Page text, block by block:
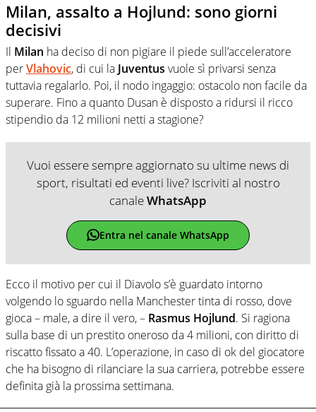
Milan, assalto a Hojlund: sono giorni
decisivi
Il Milan ha deciso di non pigiare il piede sull’acceleratore
perVlahovic, di cui la Juventus vuole sì privarsi senza
tuttavia regalarlo. Poi, il nodo ingaggio: ostacolo non facile da
superare. Fino a quanto Dusan è disposto a ridursi il ricco
stipendio da 12 milioni netti a stagione?
Vuoi essere sempre aggiornato su ultime news di
sport, risultati ed eventi live? Iscriviti al nostro
canaleWhatsApp
Entra nel canale WhatsApp
Ecco il motivo per cui il Diavolo s’è guardato intorno
volgendo lo sguardo nella Manchester tinta di rosso, dove
gioca – male, a dire il vero, – Rasmus Hojlund. Si ragiona
sulla base di un prestito oneroso da 4 milioni, con diritto di
riscatto fissato a 40. L’operazione, in caso di ok del giocatore
che ha bisogno di rilanciare la sua carriera, potrebbe essere
definita già la prossima settimana.